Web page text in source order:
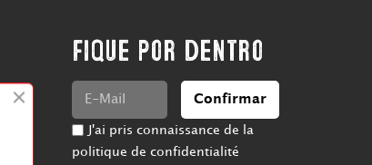
Fique por dentro
Confirmar
J'ai pris connaissance de la
politique de confidentialité